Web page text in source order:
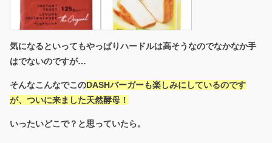
気になるといってもやっぱりハードルは高そうなのでなかなか手
はでないのですが…
そんなこんなでこのDASHバーガーも楽しみにしているのです
が、ついに来ました天然酵母！
いったいどこで？と思っていたら。